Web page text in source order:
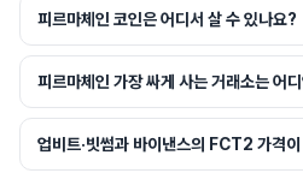
피르마체인 코인은 어디서 살 수 있나요?
피르마체인 가장 싸게 사는 거래소는 어
업비트·빗썸과 바이낸스의 FCT2 가격